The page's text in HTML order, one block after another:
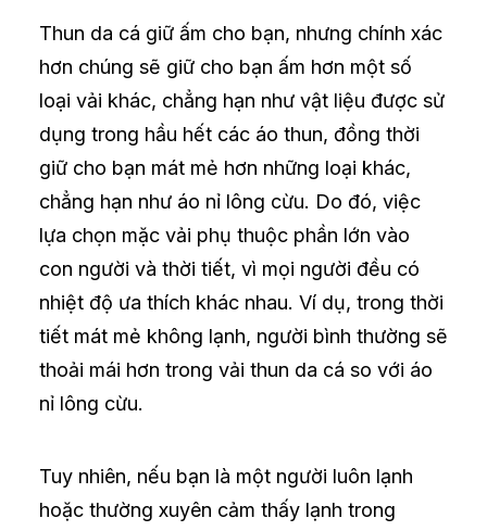
Thun da cá giữ ấm cho bạn, nhưng chính xác
hơn chúng sẽ giữ cho bạn ấm hơn một số
loại vải khác, chẳng hạn như vật liệu được sử
dụng trong hầu hết các áo thun, đồng thời
giữ cho bạn mát mẻ hơn những loại khác,
chẳng hạn như áo nỉ lông cừu. Do đó, việc
lựa chọn mặc vải phụ thuộc phần lớn vào
con người và thời tiết, vì mọi người đều có
nhiệt độ ưa thích khác nhau. Ví dụ, trong thời
tiết mát mẻ không lạnh, người bình thường sẽ
thoải mái hơn trong vải thun da cá so với áo
nỉ lông cừu.
Tuy nhiên, nếu bạn là một người luôn lạnh
hoặc thường xuyên cảm thấy lạnh trong